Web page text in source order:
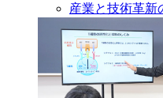
産業と技術革新